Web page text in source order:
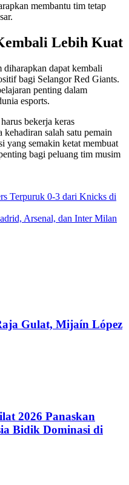
membantu tim tetap
Lebih Kuat
dapat kembali
bagi Selangor Red Giants.
penting dalam
esports.
bekerja keras
salah satu pemain
yang semakin ketat membuat
bagi peluang tim musim
Terpuruk 0-3 dari Knicks di
Arsenal, dan Inter Milan
Gulat, Mijaín López
2026 Panaskan
Bidik Dominasi di